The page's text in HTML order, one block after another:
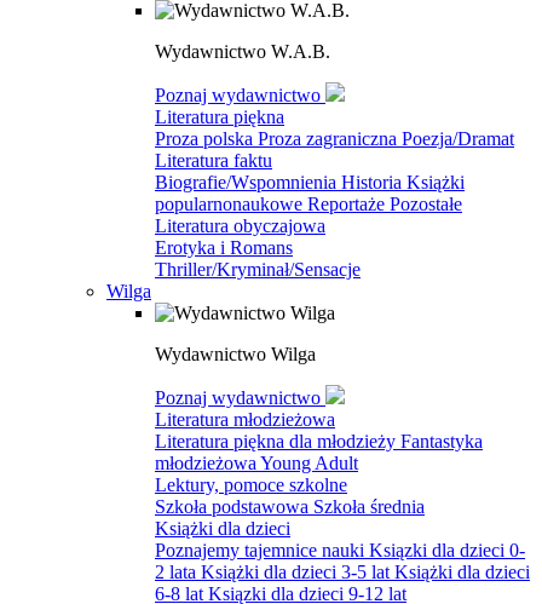
Wydawnictwo W.A.B.
Poznaj wydawnictwo
Literatura piękna
Proza polska Proza zagraniczna Poezja/Dramat
Literatura faktu
Biografie/Wspomnienia Historia Książki
popularnonaukowe Reportaże Pozostałe
Literatura obyczajowa
Erotyka i Romans
Thriller/Kryminał/Sensacje
Wilga
Wydawnictwo Wilga
Poznaj wydawnictwo
Literatura młodzieżowa
Literatura piękna dla młodzieży Fantastyka
młodzieżowa Young Adult
Lektury, pomoce szkolne
Szkoła podstawowa Szkoła średnia
Książki dla dzieci
Poznajemy tajemnice nauki Ksiązki dla dzieci 0-
2 lata Książki dla dzieci 3-5 lat Książki dla dzieci
6-8 lat Ksiązki dla dzieci 9-12 lat